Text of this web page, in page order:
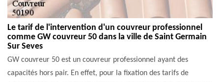
Le tarif de l'intervention d'un couvreur professionnel
comme GW couvreur 50 dans la ville de Saint Germain
Sur Seves
GW couvreur 50 est un couvreur professionnel ayant des
capacités hors pair. En effet, pour la fixation des tarifs de